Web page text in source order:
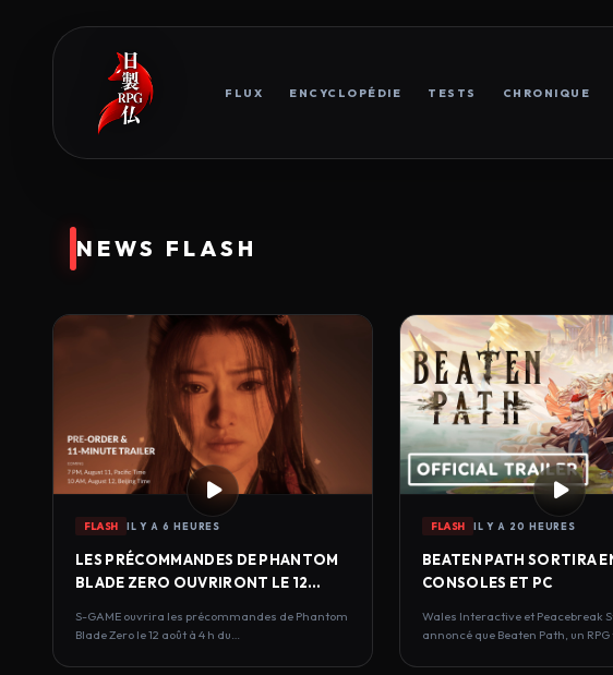
FLUX ENCYCLOPÉDIE TESTS CHRONIQUE
NEWS FLASH
FLASH IL Y A 6 HEURES
LES PRÉCOMMANDES DE PHANTOM
BLADE ZERO OUVRIRONT LE 12
S-GAME ouvrira les précommandes de Phantom
Blade Zero le 12 août à 4 h du…
FLASH IL Y A 20 HEURES
BEATEN PATH SORTIRA
CONSOLES ET PC
Wales Interactive et Peacebreak
annoncé que Beaten Path, un